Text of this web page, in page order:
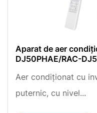
Aparat de aer
DJ50PHAE/RAC-
Aer condiționat cu
puternic, cu nivel...